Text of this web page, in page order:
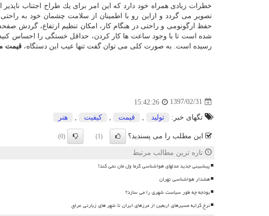
خطرات زیادی همراه خود دارد كه این امر برای یك طراح اجتناب
تصویر می گردد و ازاین رو با اطمینان از سلامت چشمان خود به
شده است تا با وجود ساعت ها كار كردن، حداقل خستگی را احساس
رسیده است. به صورت كلی می توان گفت تنها عیب این دستگاه، قیمت
1397/02/31
15:42:26
تگهای خبر: تولید قیمت كیفیت هنر
این مطلب را می پسندید؟ (1)
(0)
تازه ترین مطالب مرتبط
پیشبینی جدید مدلهای هواشناسی گرما ول مان نمی کند!
هشدار هواشناسی تهران
بودجه چه طور سیاست شهری را می سازد؟
نرخ کرایه مسیرهای اربعین از مرزهای ایران تا شهر های زیارتی عراق